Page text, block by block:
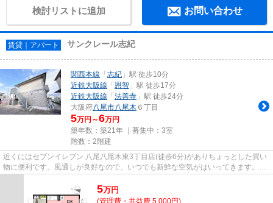
検討リストに追加 お問い合わせ
賃貸｜アパート サンクレール志紀
関西本線 「志紀 」駅 徒歩10分
近鉄大阪線 「恩智 」駅 徒歩17分
近鉄大阪線 「法善寺 」駅 徒歩24分
大阪府八尾市八尾木 ６丁目
5万円～6万円
築年数：築21年 ｜募集中： 3室
階数：2階建
近くにはセブンイレブン 八尾八尾木東3丁目店(徒歩6分)がありちょっとした買い
物に便利です。風通しが良好なので、いつでも新鮮な空気がはいってきます。駅
から徒歩10分の位置にある物...
5万円
(管理費・共益費 5,000円)